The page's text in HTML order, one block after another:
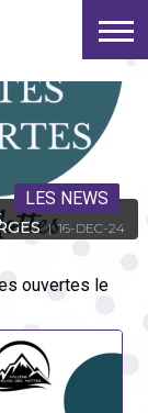
LES NEWS
| 16-DEC-24
ouvertes le